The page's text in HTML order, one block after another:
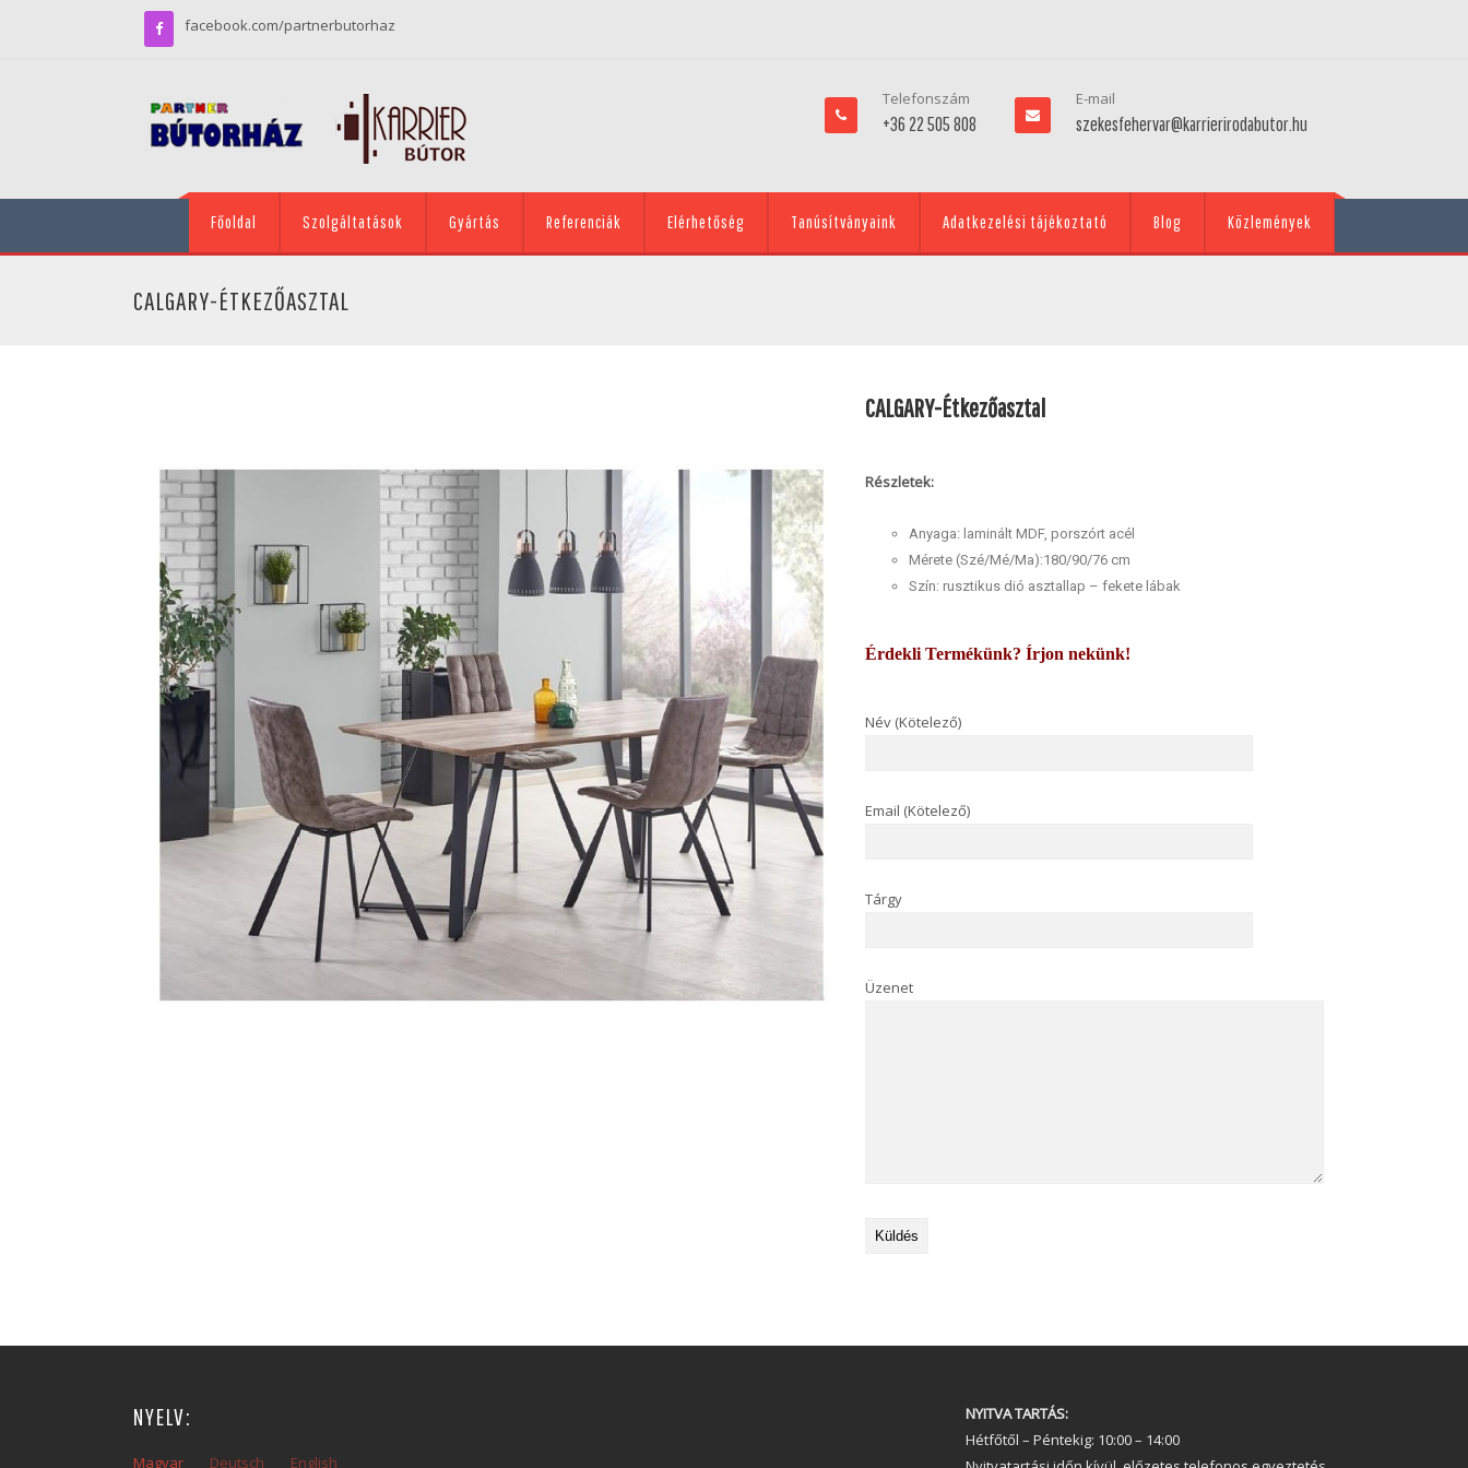
facebook.com/partnerbutorhaz
Telefonszám
+36 22 505 808
E-mail
szekesfehervar@karrierirodabutor.hu
Főoldal Szolgáltatások Gyártás Referenciák Elérhetőség Tanúsítványaink Adatkezelési tájékoztató Blog Közlemények
CALGARY-ÉTKEZŐASZTAL
CALGARY-Étkezőasztal
Részletek:
Anyaga: laminált MDF, porszórt acél
Mérete (Szé/Mé/Ma):180/90/76 cm
Szín: rusztikus dió asztallap – fekete lábak
Érdekli Termékünk? Írjon nekünk!
Név (Kötelező)
Email (Kötelező)
Tárgy
Üzenet
NYELV:
Magyar Deutsch English
NYITVA TARTÁS:
Hétfőtől – Péntekig: 10:00 – 14:00